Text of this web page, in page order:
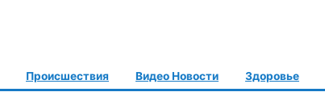
Происшествия Видео Новости Здоровье